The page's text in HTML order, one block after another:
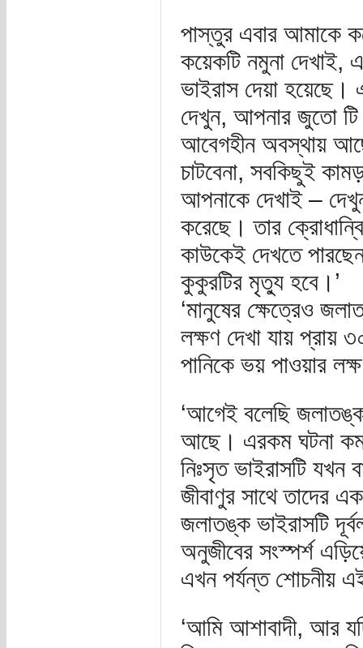
পাস্তুর এবার আমাকে
কয়েকটি নমুনা দেখাই,
ভাইরাস দেয়া
দেখুন, আপনার জুতো টি
আবেগহীন অবস্থায়
চাটবেনা, সবকিছুই
আপনাকে দেখাই –
করেছে। তার
কাউকেই দেখতে
কুকুরটির মৃত্যু হবে।’
‘মানুষের ক্ষেত্রেও
লক্ষণ দেখা যায়
পানিকে ভয় পাওয়ার
‘আগেই বলেছি
আছে। এরকম ঘটনা কম
নিঃসৃত ভাইরাসটি যখন
জীবাণুর সাথে তাদের
জলাতঙ্ক ভাইরাসটি
অনুজীবের সংস্পর্শ
এখন পর্যন্ত শোচনীয়
‘আমি আশাবাদী, আর